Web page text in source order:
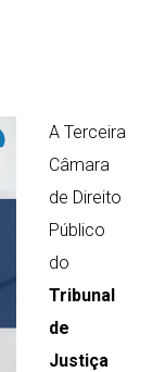
A Terceira
Câmara
de Direito
Público
do
Tribunal
de
Justiça